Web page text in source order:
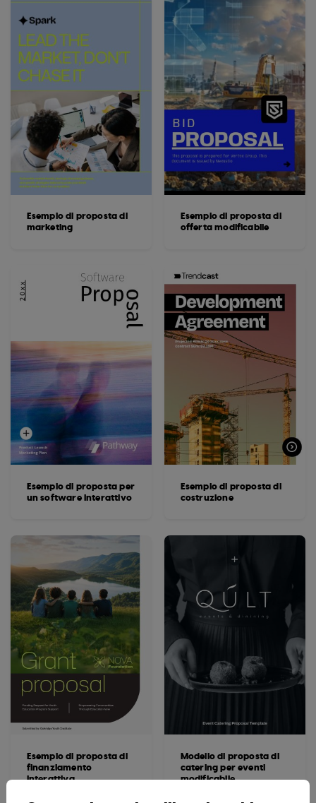
Esempio di proposta di
marketing
Esempio di proposta per
un software interattivo
Esempio di proposta di
finanziamento
interattiva
Esempio di proposta di
offerta modificabile
Esempio di proposta di
costruzione
Modello di proposta di
catering per eventi
modificabile